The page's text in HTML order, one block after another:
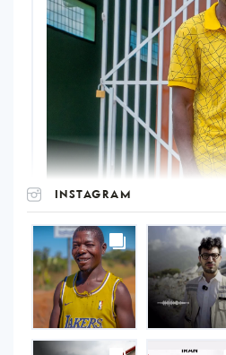
INSTAGRAM
UNOPS
on
Instagram